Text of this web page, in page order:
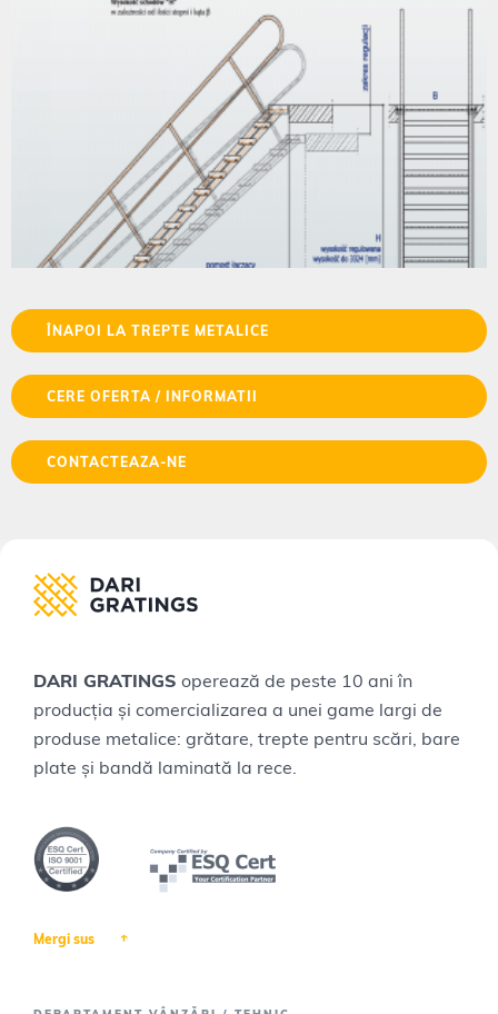
ÎNAPOI LA TREPTE METALICE
CERE OFERTA / INFORMATII
CONTACTEAZA-NE
DARI GRATINGS operează de peste 10 ani în
producţia și comercializarea a unei game largi de
produse metalice: grătare, trepte pentru scări, bare
plate și bandă laminată la rece.
Mergi sus